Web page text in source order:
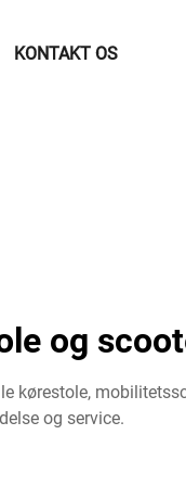
KONTAKT OS
og
kørestole,
og service.